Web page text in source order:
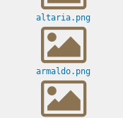
altaria.png
armaldo.png